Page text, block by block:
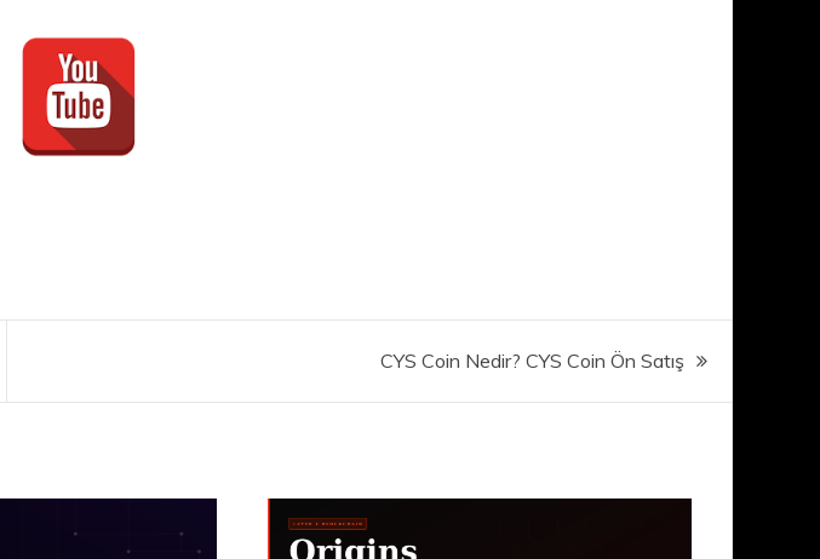
CYS Coin Nedir? CYS Coin Ön Satış